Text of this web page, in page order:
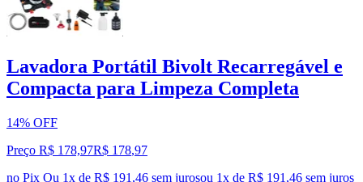
Lavadora Portátil Bivolt Recarregável e
Compacta para Limpeza Completa
14% OFF
Preço R$ 178,97R$ 178,97
no Pix Ou 1x de R$ 191,46 sem jurosou 1x de R$ 191,46 sem juros